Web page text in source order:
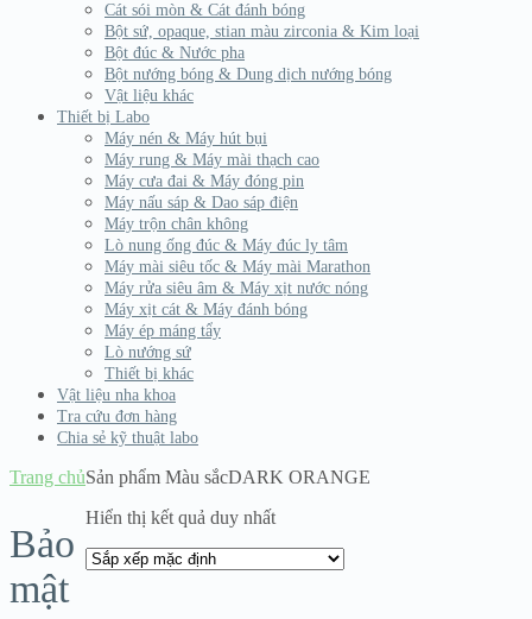
Cát sói mòn & Cát đánh bóng
Bột sứ, opaque, stian màu zirconia & Kim loại
Bột đúc & Nước pha
Bột nướng bóng & Dung dịch nướng bóng
Vật liệu khác
Thiết bị Labo
Máy nén & Máy hút bụi
Máy rung & Máy mài thạch cao
Máy cưa đai & Máy đóng pin
Máy nấu sáp & Dao sáp điện
Máy trộn chân không
Lò nung ống đúc & Máy đúc ly tâm
Máy mài siêu tốc & Máy mài Marathon
Máy rửa siêu âm & Máy xịt nước nóng
Máy xịt cát & Máy đánh bóng
Máy ép máng tẩy
Lò nướng sứ
Thiết bị khác
Vật liệu nha khoa
Tra cứu đơn hàng
Chia sẻ kỹ thuật labo
Trang chủSản phẩm Màu sắcDARK ORANGE
Hiển thị kết quả duy nhất
Bảo
mật